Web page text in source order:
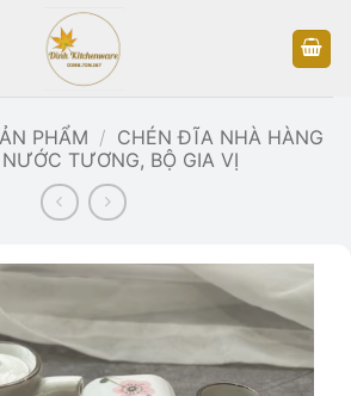
PHẨM / CHÉN ĐĨA NHÀ HÀNG
TƯƠNG, BỘ GIA VỊ